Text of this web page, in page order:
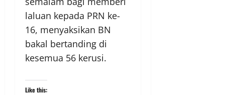
laluan kepada PRN ke-
16, menyaksikan BN
bakal bertanding di
kesemua 56 kerusi.
Like this: